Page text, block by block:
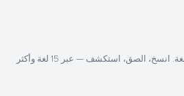
كل رمز تعبيري، كل معنى، كل لغة. انسخ، الصق، استكشف — عبر 15 لغة وأكثر